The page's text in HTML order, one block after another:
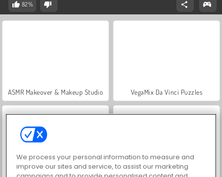
82%
ASMR Makeover & Makeup Studio VegaMix Da Vinci Puzzles
We process your personal information to measure and
improve our sites and service, to assist our marketing